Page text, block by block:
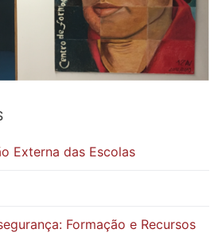
Externa das Escolas
Formação e Recursos